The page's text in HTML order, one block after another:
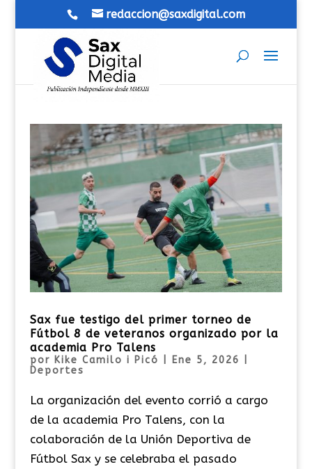
redaccion@saxdigital.com
Sax fue testigo del primer torneo de
Fútbol 8 de veteranos organizado por la
academia Pro Talens
por Kike Camilo i Picó Ene 5, 2026
Deportes
La organización del evento corrió a cargo
de la academia Pro Talens, con la
colaboración de la Unión Deportiva de
Fútbol Sax y se celebraba el pasado